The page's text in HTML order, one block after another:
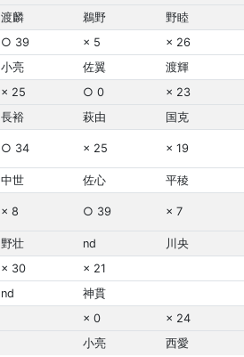
渡麟 鵜野 野睦
○ 39 × 5 × 26
小亮 佐翼 渡輝
× 25 ○ 0 × 23
長裕 萩由 国克
○ 34 × 25 × 19
中世 佐心 平稜
× 8 ○ 39 × 7
野壮 nd 川央
× 30 × 21
nd 神貫
× 0 × 24
小亮 西愛